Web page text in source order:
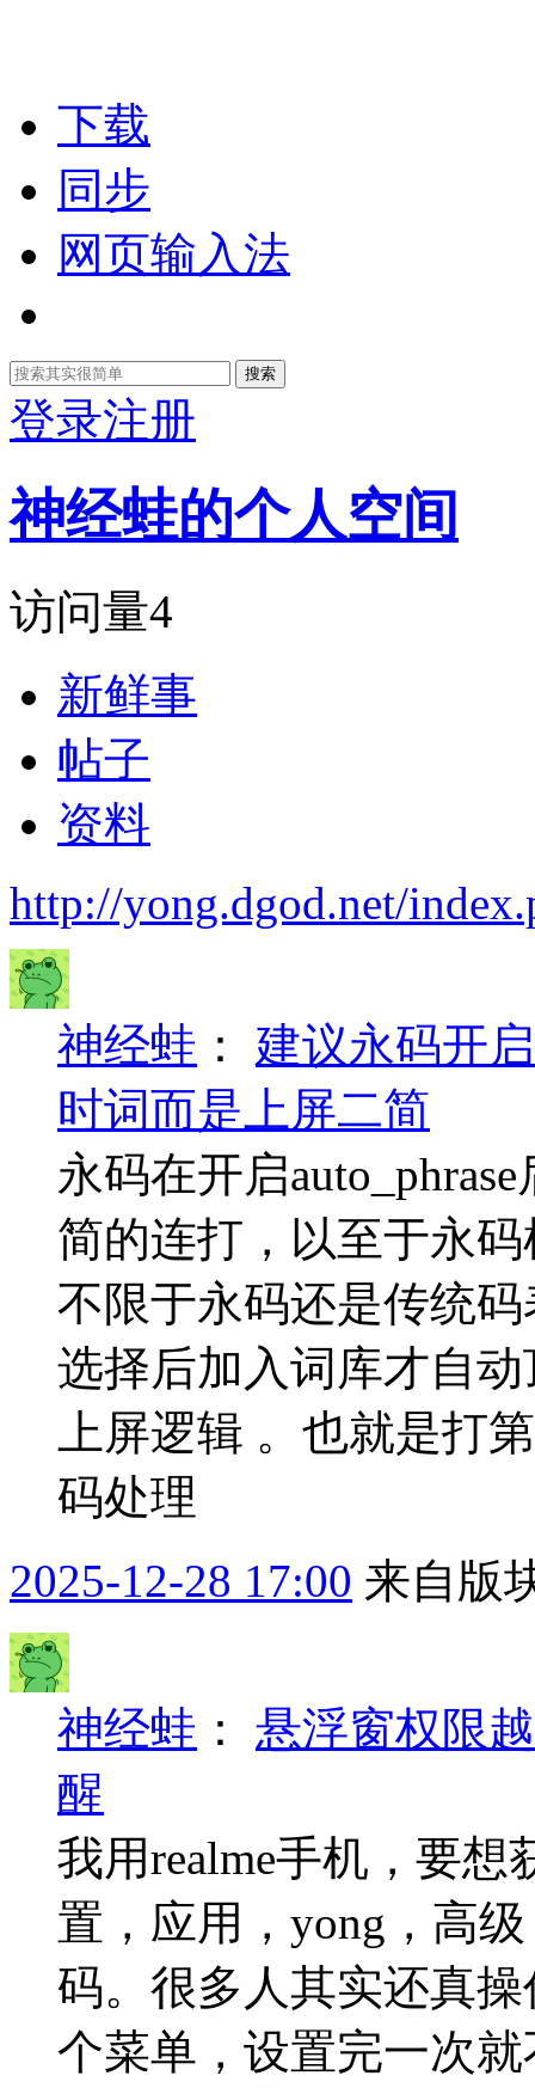
下载
同步
网页输入法
搜索
登录注册
神经蛙的个人空间
访问量4
新鲜事
帖子
资料
http://yong.dgod.net/
神经蛙 ： 建议永码开
时词而是上屏二简
永码在开启
简的连打，以至于永
不限于永码还是传统
选择后加入词库才自
上屏逻辑 。也就是打
码处理
2025-12-28 17:00 来自版
神经蛙 ： 悬浮窗权限
醒
我用realme手机，要
置，应用，yong，高
码。很多人其实还真
个菜单，设置完一次